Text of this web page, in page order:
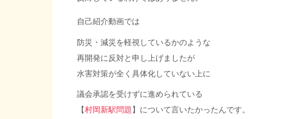
自己紹介動画では
防災・減災を軽視しているかのような
再開発に反対と申し上げましたが
水害対策が全く具体化していない上に
議会承認を受けずに進められている
【村岡新駅問題 】について言いたかったんです。